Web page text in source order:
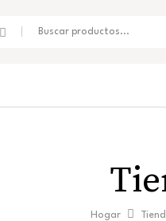
Hogar